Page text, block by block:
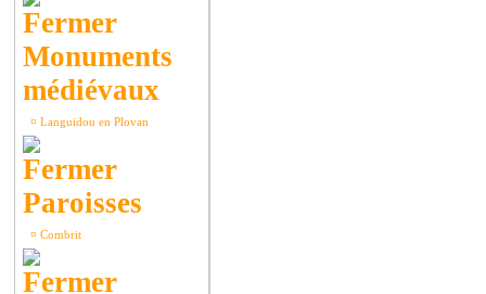
Monuments
médiévaux
¤ Languidou en Plovan
Paroisses
¤ Combrit